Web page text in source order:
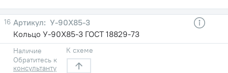
16
У-90X85-3
Кольцо У-90X85-3 ГОСТ 18829-73
Наличие
Обратитесь к
консультанту
К схеме